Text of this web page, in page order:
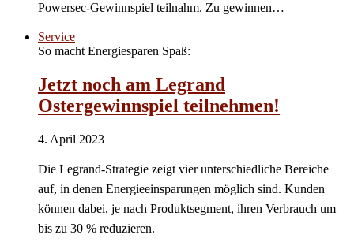
Powersec-Gewinnspiel teilnahm. Zu gewinnen…
Service
So macht Energiesparen Spaß:
Jetzt noch am Legrand
Ostergewinnspiel teilnehmen!
4. April 2023
Die Legrand-Strategie zeigt vier unterschiedliche Bereiche
auf, in denen Energieeinsparungen möglich sind. Kunden
können dabei, je nach Produktsegment, ihren Verbrauch um
bis zu 30 % reduzieren.